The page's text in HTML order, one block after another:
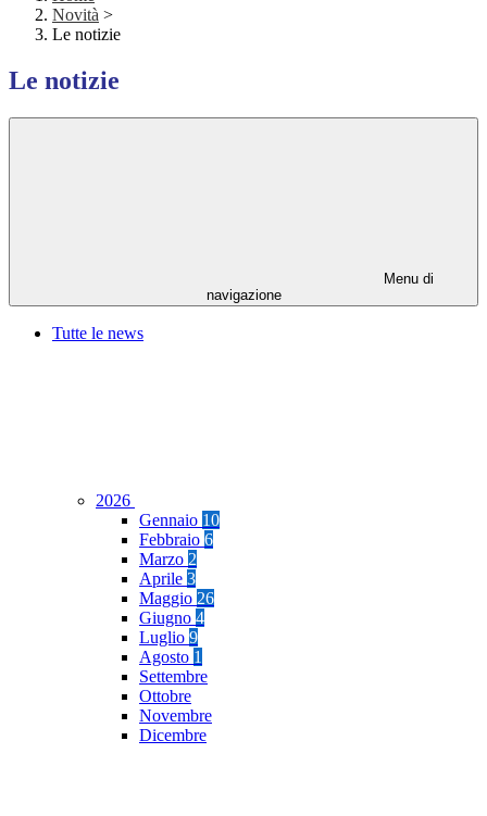
Novità >
Le notizie
Le notizie
Menu di
navigazione
Tutte le news
2026
Gennaio 10
Febbraio 6
Marzo 2
Aprile 3
Maggio 26
Giugno 4
Luglio 9
Agosto 1
Settembre
Ottobre
Novembre
Dicembre